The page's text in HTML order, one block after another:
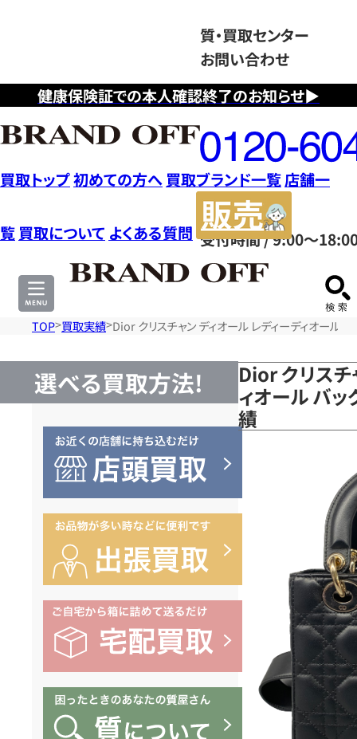
健康保険証での本人確認終了のお知らせ▶
質・買取センター
お問い合わせ
フ
リ
ー
ダ
イ
ヤ
ル
0120604117
受付時間 / 9:00～
買取トップ初めての方へ 買取ブランド一覧店舗一
覧 買取について よくある質問
サ
TOP 買取実績 Dior クリスチャン ディオール レディーディオール
選べる買取方法!
Dior クリスチ
ィオール バ
績